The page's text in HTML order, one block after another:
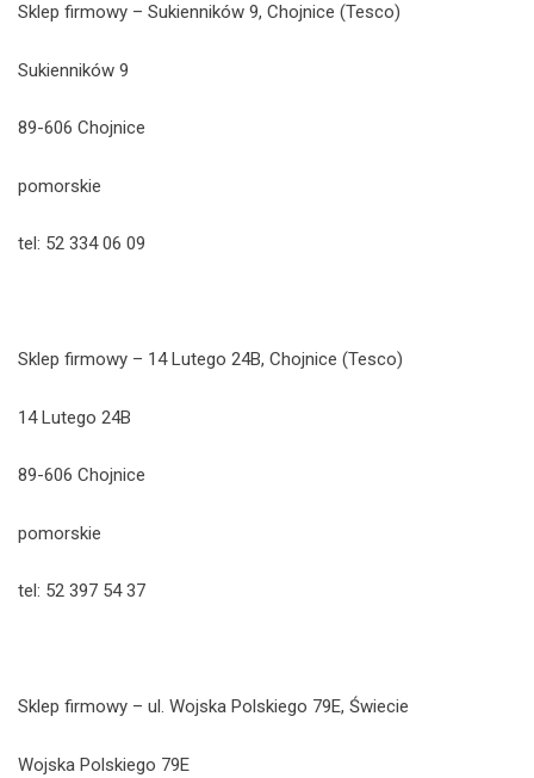
Sklep firmowy – Sukienników 9, Chojnice (Tesco)
Sukienników 9
89-606 Chojnice
pomorskie
tel: 52 334 06 09
Sklep firmowy – 14 Lutego 24B, Chojnice (Tesco)
14 Lutego 24B
89-606 Chojnice
pomorskie
tel: 52 397 54 37
Sklep firmowy – ul. Wojska Polskiego 79E, Świecie
Wojska Polskiego 79E